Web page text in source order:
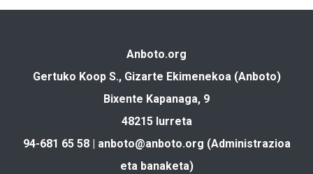
Anboto.org
Gertuko Koop S., Gizarte Ekimenekoa (Anboto)
Bixente Kapanaga, 9
48215 Iurreta
94-681 65 58 | anboto@anboto.org (Administrazioa
eta banaketa)